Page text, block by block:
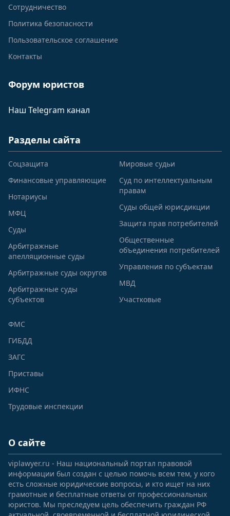
Сотрудничество
Политика безопасности
Пользовательское соглашение
Контакты
Форум юристов
Наш Telegram канал
Разделы сайта
Соцзащита
Финансовые управляющие
Нотариусы
МФЦ
Суды
Арбитражные
апелляционные суды
Арбитражные суды округов
Арбитражные суды
субъектов
Мировые судьи
Суд по интеллектуальным
правам
Суды общей юрисдикции
Защита прав потребителей
Общественные
объединения потребителей
Управления по субъектам
МВД
Участковые
ФМС
ГИБДД
ЗАГС
Приставы
ИФНС
Трудовые инспекции
О сайте
viplawyer.ru - Наш национальный портал правовой
информации был создан с целью помочь всем тем, у кого
есть сложные юридические вопросы, и кто ищет на них
грамотные и бесплатные ответы от профессиональных
юристов. Мы преследуем цель обеспечить граждан РФ